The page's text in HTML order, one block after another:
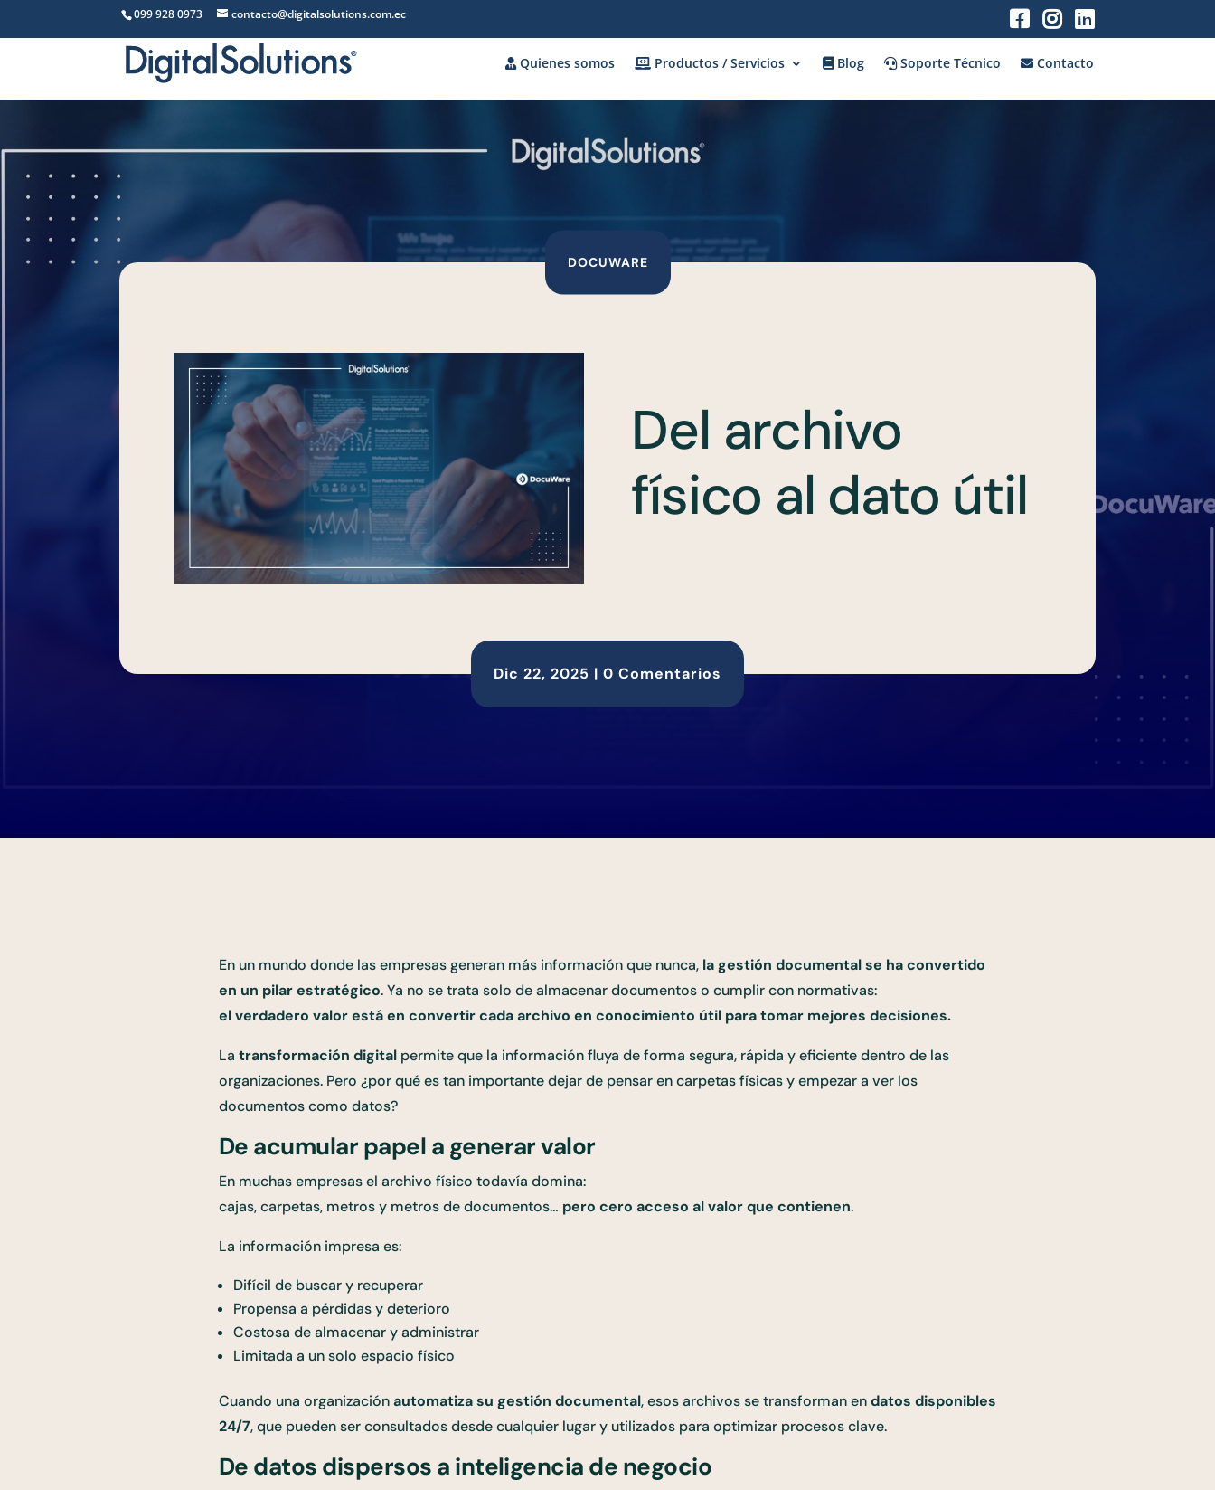
099 928 0973 contacto@digitalsolutions.com.ec
Quienes somos Productos / Servicios Blog Soporte Técnico Contacto
DOCUWARE
Del archivo
físico al dato útil
Dic 22, 2025 | 0 Comentarios
En un mundo donde las empresas generan más información que nunca, la gestión documental se ha convertido
en un pilar estratégico. Ya no se trata solo de almacenar documentos o cumplir con normativas:
el verdadero valor está en convertir cada archivo en conocimiento útil para tomar mejores decisiones.
La transformación digital permite que la información fluya de forma segura, rápida y eficiente dentro de las
organizaciones. Pero ¿por qué es tan importante dejar de pensar en carpetas físicas y empezar a ver los
documentos como datos?
De acumular papel a generar valor
En muchas empresas el archivo físico todavía domina:
cajas, carpetas, metros y metros de documentos… pero cero acceso al valor que contienen.
La información impresa es:
Difícil de buscar y recuperar
Propensa a pérdidas y deterioro
Costosa de almacenar y administrar
Limitada a un solo espacio físico
Cuando una organizaciónautomatiza su gestión documental, esos archivos se transforman endatos disponibles
24/7, que pueden ser consultados desde cualquier lugar y utilizados para optimizar procesos clave.
De datos dispersos a inteligencia de negocio